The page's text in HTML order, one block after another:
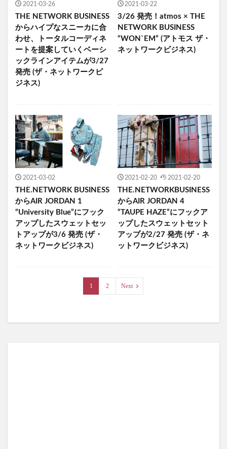
2021-03-26
THE NETWORK BUSINESS
からハイプなスニーカに合
わせ、トータルコーディネ
ートを提案していくベーシ
ックラインアイテムが3/27
発売 (ザ・ネットワークビ
ジネス)
2021-03-22
3/26 発売！atmos × THE
NETWORK BUSINESS
“WON`EM” (アトモス ザ・
ネットワークビジネス)
2021-03-02
THE.NETWORK BUSINESS
からAIR JORDAN 1
“University Blue”にフック
アップしたスウェットセッ
トアップが3/6 発売 (ザ・
ネットワークビジネス)
2021-02-20 2021-02-20
THE.NETWORKBUSINESS
からAIR JORDAN 4
“TAUPE HAZE”にフックア
ップしたスウェットセット
アップが2/27 発売 (ザ・ネ
ットワークビジネス)
1 2 Next